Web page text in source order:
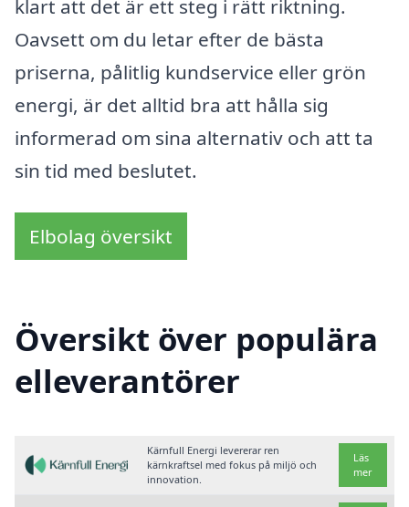
klart att det är ett steg i rätt riktning.
Oavsett om du letar efter de bästa
priserna, pålitlig kundservice eller grön
energi, är det alltid bra att hålla sig
informerad om sina alternativ och att ta
sin tid med beslutet.
Elbolag översikt
Översikt över populära
elleverantörer
Kärnfull Energi levererar ren
kärnkraftsel med fokus på miljö och
innovation.
Läs
mer